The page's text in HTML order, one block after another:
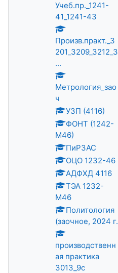
Учеб.пр._1241-
41_1241-43
Произв.практ._3
201_3209_3212_3
...
Метрология_зао
ч
УЗП (4116)
ФОНТ (1242-
М46)
ПиРЗАС
ОЦО 1232-46
АДФХД 4116
ТЭА 1232-
М46
Политология
(заочное, 2024 г.
производственн
ая практика
3013_9с